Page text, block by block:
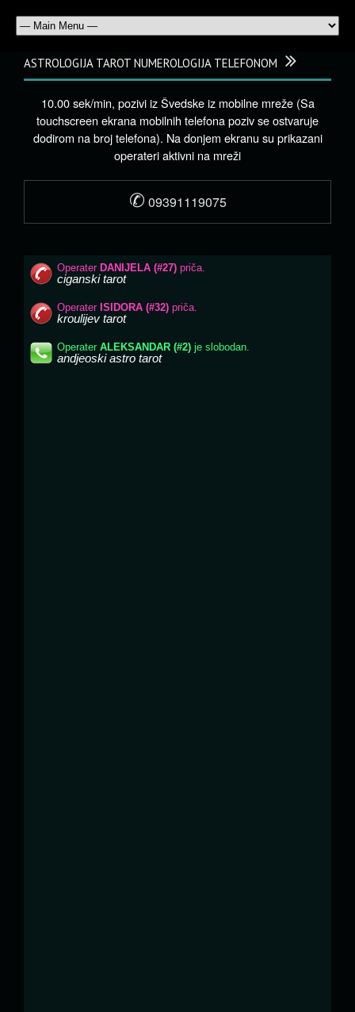
ASTROLOGIJA TAROT NUMEROLOGIJA TELEFONOM
10.00 sek/min, pozivi iz Švedske iz mobilne mreže (Sa
touchscreen ekrana mobilnih telefona poziv se ostvaruje
dodirom na broj telefona). Na donjem ekranu su prikazani
operateri aktivni na mreži
✆ 09391119075